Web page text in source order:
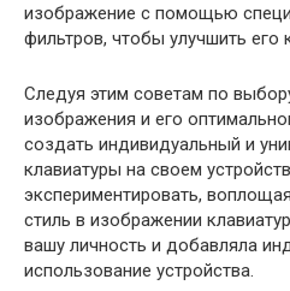
изображение с помощью
фильтров, чтобы улучшить его
Следуя этим советам по
изображения и его
создать индивидуальный и
клавиатуры на своем
экспериментировать,
стиль в изображении
вашу личность и добавляла
использование устройства.